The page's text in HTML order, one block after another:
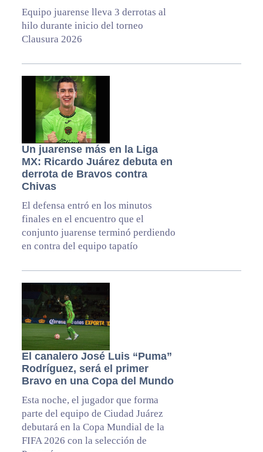
Equipo juarense lleva 3 derrotas al
hilo durante inicio del torneo
Clausura 2026
Un juarense más en la Liga
MX: Ricardo Juárez debuta en
derrota de Bravos contra
Chivas
El defensa entró en los minutos
finales en el encuentro que el
conjunto juarense terminó perdiendo
en contra del equipo tapatío
El canalero José Luis “Puma”
Rodríguez, será el primer
Bravo en una Copa del Mundo
Esta noche, el jugador que forma
parte del equipo de Ciudad Juárez
debutará en la Copa Mundial de la
FIFA 2026 con la selección de